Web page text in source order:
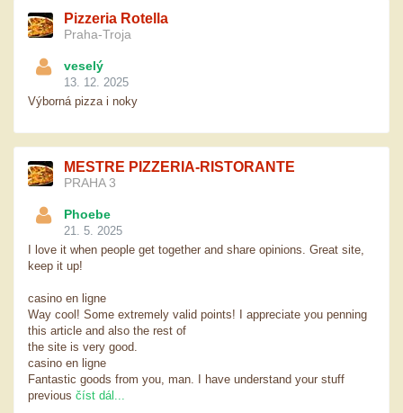
Pizzeria Rotella
Praha-Troja
veselý
13. 12. 2025
Výborná pizza i noky
MESTRE PIZZERIA-RISTORANTE
PRAHA 3
Phoebe
21. 5. 2025
I love it when people get together and share opinions. Great site,
keep it up!
casino en ligne
Way cool! Some extremely valid points! I appreciate you penning
this article and also the rest of
the site is very good.
casino en ligne
Fantastic goods from you, man. I have understand your stuff
previous číst dál...